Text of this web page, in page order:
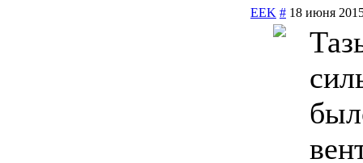
EEK # 18 июня